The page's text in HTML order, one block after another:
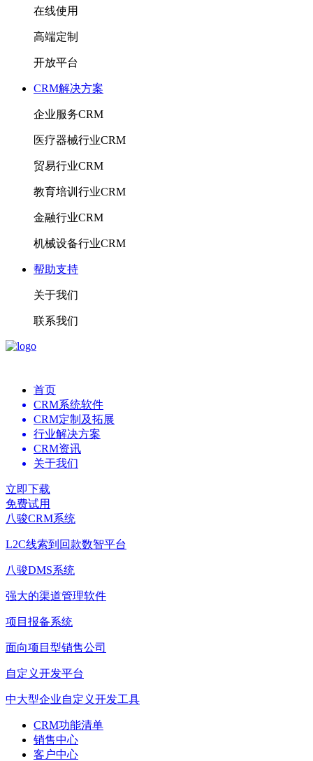
在线使用
高端定制
开放平台
CRM解决方案
企业服务CRM
医疗器械行业CRM
贸易行业CRM
教育培训行业CRM
金融行业CRM
机械设备行业CRM
帮助支持
关于我们
联系我们
首页
CRM系统软件
CRM定制及拓展
行业解决方案
CRM资讯
关于我们
立即下载
免费试用
八骏CRM系统
L2C线索到回款数智平台
八骏DMS系统
强大的渠道管理软件
项目报备系统
面向项目型销售公司
自定义开发平台
中大型企业自定义开发工具
CRM功能清单
销售中心
客户中心